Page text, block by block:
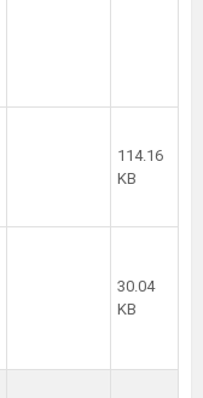
114.16
KB
30.04
KB